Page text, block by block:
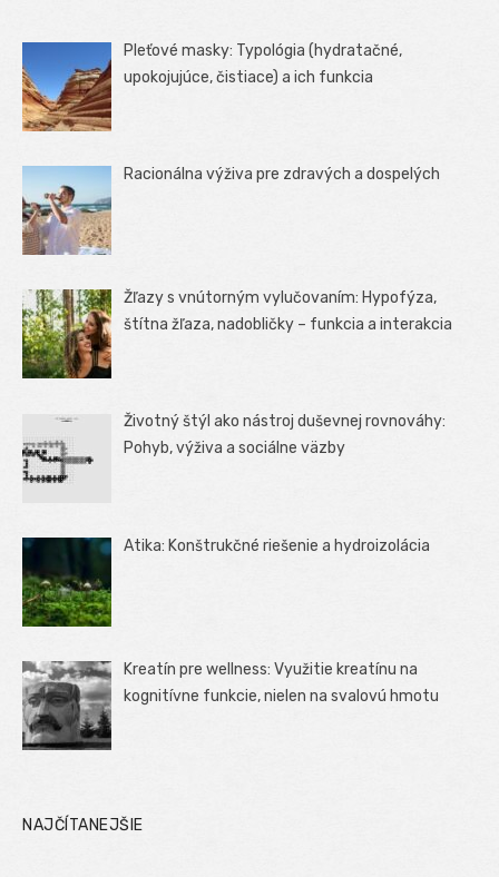
Pleťové masky: Typológia (hydratačné,
upokojujúce, čistiace) a ich funkcia
Racionálna výživa pre zdravých a dospelých
Žľazy s vnútorným vylučovaním: Hypofýza,
štítna žľaza, nadobličky – funkcia a interakcia
Životný štýl ako nástroj duševnej rovnováhy:
Pohyb, výživa a sociálne väzby
Atika: Konštrukčné riešenie a hydroizolácia
Kreatín pre wellness: Využitie kreatínu na
kognitívne funkcie, nielen na svalovú hmotu
NAJČÍTANEJŠIE